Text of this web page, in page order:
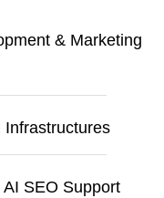
& Marketing
Infrastructures
SEO Support